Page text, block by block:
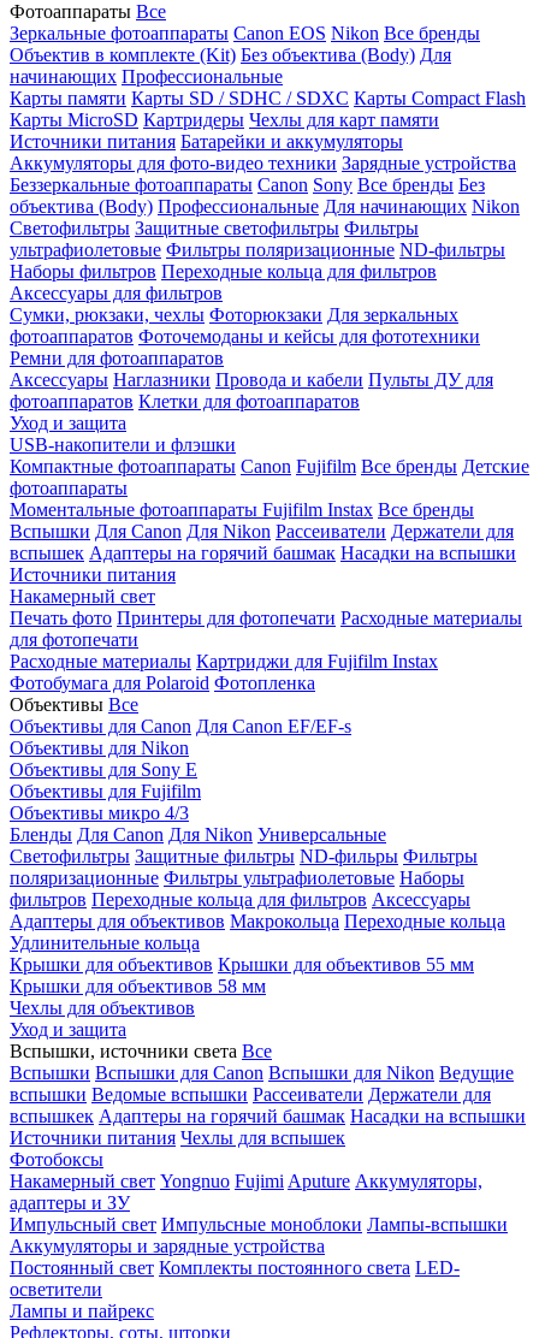
Фотоаппараты Все
Зеркальные фотоаппараты Canon EOS Nikon Все бренды
Объектив в комплекте (Kit) Без объектива (Body) Для
начинающих Профессиональные
Карты памяти Карты SD / SDHC / SDXC Карты Compact Flash
Карты MicroSD Картридеры Чехлы для карт памяти
Источники питания Батарейки и аккумуляторы
Аккумуляторы для фото-видео техники Зарядные устройства
Беззеркальные фотоаппараты Canon Sony Все бренды Без
объектива (Body) Профессиональные Для начинающих Nikon
Светофильтры Защитные светофильтры Фильтры
ультрафиолетовые Фильтры поляризационные ND-фильтры
Наборы фильтров Переходные кольца для фильтров
Аксессуары для фильтров
Сумки, рюкзаки, чехлы Фоторюкзаки Для зеркальных
фотоаппаратов Фоточемоданы и кейсы для фототехники
Ремни для фотоаппаратов
Аксессуары Наглазники Провода и кабели Пульты ДУ для
фотоаппаратов Клетки для фотоаппаратов
Уход и защита
USB-накопители и флэшки
Компактные фотоаппараты Canon Fujifilm Все бренды Детские
фотоаппараты
Моментальные фотоаппараты Fujifilm Instax Все бренды
Вспышки Для Canon Для Nikon Рассеиватели Держатели для
вспышек Адаптеры на горячий башмак Насадки на вспышки
Источники питания
Накамерный свет
Печать фото Принтеры для фотопечати Расходные материалы
для фотопечати
Расходные материалы Картриджи для Fujifilm Instax
Фотобумага для Polaroid Фотопленка
Объективы Все
Объективы для Canon Для Canon EF/EF-s
Объективы для Nikon
Объективы для Sony E
Объективы для Fujifilm
Объективы микро 4/3
Бленды Для Canon Для Nikon Универсальные
Светофильтры Защитные фильтры ND-фильры Фильтры
поляризационные Фильтры ультрафиолетовые Наборы
фильтров Переходные кольца для фильтров Аксессуары
Адаптеры для объективов Макрокольца Переходные кольца
Удлинительные кольца
Крышки для объективов Крышки для объективов 55 мм
Крышки для объективов 58 мм
Чехлы для объективов
Уход и защита
Вспышки, источники света Все
Вспышки Вспышки для Canon Вспышки для Nikon Ведущие
вспышки Ведомые вспышки Рассеиватели Держатели для
вспышкек Адаптеры на горячий башмак Насадки на вспышки
Источники питания Чехлы для вспышек
Фотобоксы
Накамерный свет Yongnuo Fujimi Aputure Аккумуляторы,
адаптеры и ЗУ
Импульсный свет Импульсные моноблоки Лампы-вспышки
Аккумуляторы и зарядные устройства
Постоянный свет Комплекты постоянного света LED-
осветители
Лампы и пайрекс
Рефлекторы, соты, шторки